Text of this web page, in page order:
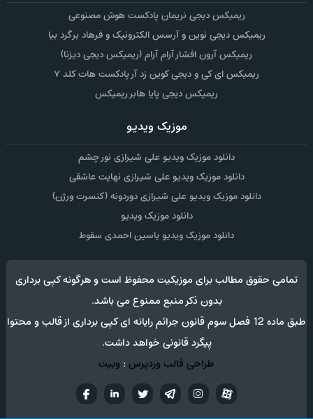
ریمیکس دیجی نریمان پادکست هوش مصنوعی
ریمیکس دیجی نوین و آرسس الکترونیک و فرهاد برگرد بیا
ریمیکس آرون افشار آرام آرام (ریمیکس دیجی دیزنا)
ریمیکس ای کی و دیجی کوین زد آر پادکست هات کلد ۷
ریمیکس دیجی پایا هابر ریمیکس
موزیک ویدیو
دانلود موزیک ویدیو علی شیرازی نور چشم
دانلود موزیک ویدیو علی شیرازی نهایت عاشقی
دانلود موزیک ویدیو علی شیرازی دوردونه (کنسرت ورژن)
دانلود موزیک ویدیو
دانلود موزیک ویدیو یاسین احمدی سقوط
تمامی حقوق مطالب برای موزیکیت محفوظ است و هرگونه کپی برداری
بدون ذکر منبع ممنوع می باشد.
طبق ماده 12 فصل سوم قانون جرائم رایانه ای کپی برداری از قالب و محتوا
پیگرد قانونی خواهد داشت.
طراحی قالب وردپرس: وبیت
تويترتلگراماینستاگرام آپارات